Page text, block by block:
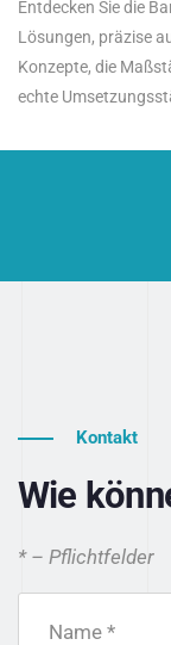
Entdecken Sie die
Lösungen, präzise
Konzepte, die
echte
Kontakt
Wie
* – Pflichtfelder
Name *